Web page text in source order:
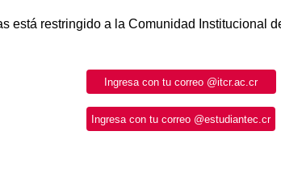
está restringido a la Comunidad Institucional